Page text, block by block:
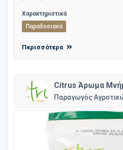
Χαρακτηριστικά
Παραδοσιακά
Περισσότερα
Citrus Άρωμα
Παραγωγός